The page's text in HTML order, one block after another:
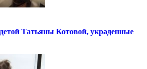
Татьяны Котовой, украденные